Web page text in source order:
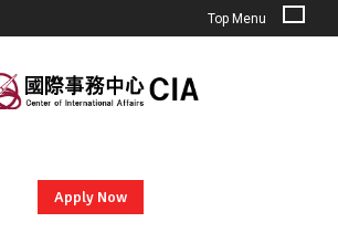
Top Menu
Apply Now